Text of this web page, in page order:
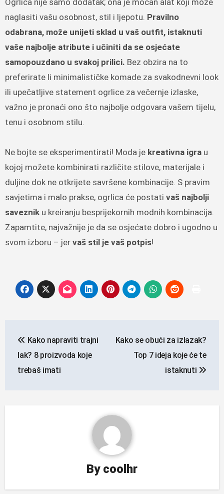
naglasiti vašu osobnost, stil i ljepotu. Pravilno
odabrana, može unijeti sklad u vaš outfit, istaknuti
vaše najbolje atribute i učiniti da se osjećate
samopouzdano u svakoj prilici. Bez obzira na to
preferirate li minimalističke komade za svakodnevni look
ili upečatljive statement ogrlice za večernje izlaske,
važno je pronaći ono što najbolje odgovara vašem tijelu,
tenu i osobnom stilu.
Ne bojte se eksperimentirati! Moda je kreativna igrau
kojoj možete kombinirati različite stilove, materijale i
duljine dok ne otkrijete savršene kombinacije. S pravim
savjetima i malo prakse, ogrlica će postati vaš najbolji
saveznik u kreiranju besprijekornih modnih kombinacija.
Zapamtite, najvažnije je da se osjećate dobro i ugodno u
svom izboru – jer vaš stil je vaš potpis!
objava
Kako napraviti trajni
lak? 8 proizvoda koje
trebaš imati
Kako se obući za izlazak?
Top 7 ideja koje će te
istaknuti
By coolhr